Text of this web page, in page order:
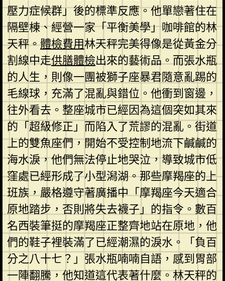
壓力症候群」後的標準反應。他單戀著住在
隔壁棟、經營一家「平衡美學」咖啡館的林
天秤。體檢費用林天秤完美得像是從黃金分
割線中走供膳體檢出來的藝術品。而張水瓶
的人生，則像一團被獅子座暴君隨意亂踢的
毛線球，充滿了混亂與錯位。他衝到窗邊，
往外看去。整座城市已經因為這個突如其來
的「超級修正」而陷入了荒謬的混亂。街道
上的雙魚座們，開始不受控制地流下鹹鹹的
海水淚，他們無法停止地哭泣，導致城市低
窪處已經形成了小型潟湖。那些摩羯座的上
班族，嚴格遵守著廣播中「摩羯座今天適合
原地踏步，否則將失去襪子」的指令。數百
名西裝筆挺的摩羯座正整齊地站在原地，他
們的鞋子裡裝滿了已經潮濕的淚水。「負百
分之八十七？」張水瓶喃喃自語，感到胃部
一陣翻騰，他知道這代表著什麼。林天秤的